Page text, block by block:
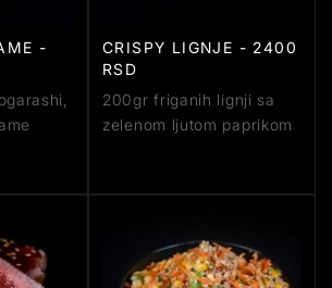
-
CRISPY LIGNJE - 2400
RSD
200gr friganih lignji sa
zelenom ljutom paprikom